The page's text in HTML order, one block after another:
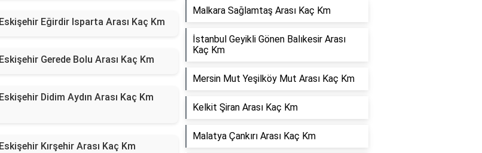
Eskişehir Eğirdir Isparta Arası Kaç Km
Eskişehir Gerede Bolu Arası Kaç Km
Eskişehir Didim Aydın Arası Kaç Km
Eskişehir Kırşehir Arası Kaç Km
Malkara Sağlamtaş Arası Kaç Km
İstanbul Geyikli Gönen Balıkesir Arası
Kaç Km
Mersin Mut Yeşilköy Mut Arası Kaç Km
Kelkit Şiran Arası Kaç Km
Malatya Çankırı Arası Kaç Km